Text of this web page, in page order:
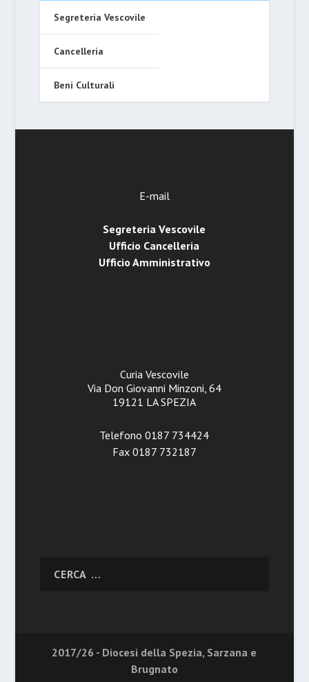
Segreteria Vescovile
Cancelleria
Beni Culturali
E-mail
Segreteria Vescovile
Ufficio Cancelleria
Ufficio Amministrativo
Curia Vescovile
Via Don Giovanni Minzoni, 64
19121 LA SPEZIA
Telefono 0187 734424
Fax 0187 732187
2017/26 - Diocesi della Spezia, Sarzana e
Brugnato